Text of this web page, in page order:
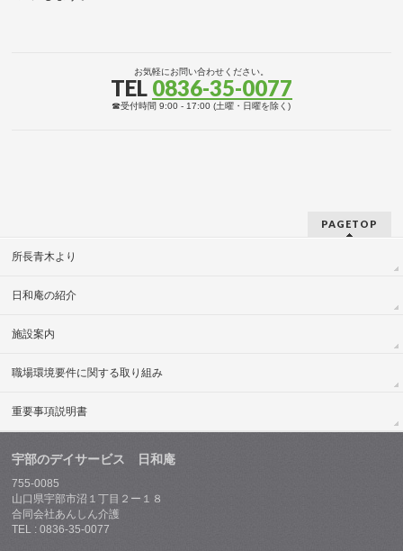
お気軽にお問い合わせください。
TEL 0836-35-0077
☎受付時間 9:00 - 17:00 (土曜・日曜を除く)
PAGETOP
所長青木より
日和庵の紹介
施設案内
職場環境要件に関する取り組み
重要事項説明書
宇部のデイサービス 日和庵
755-0085
山口県宇部市沼１丁目２ー１８
合同会社あんしん介護
TEL : 0836-35-0077